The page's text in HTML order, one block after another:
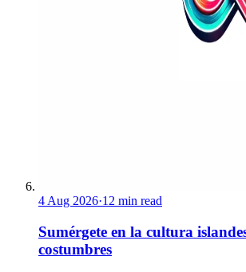
4 Aug 2026·12 min read
Sumérgete en la cultura
costumbres